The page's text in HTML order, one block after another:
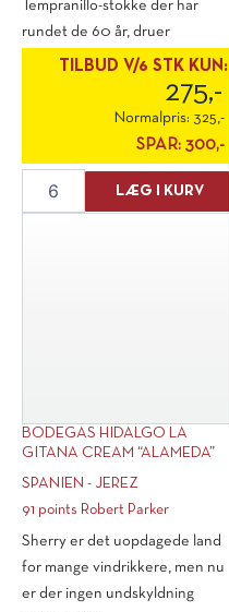
Tempranillo-stokke der har
rundet de 60 år, druer
nænsomt plukket ved [...]
TILBUD V/6 STK KUN:
275,-
Normalpris: 325,-
SPAR: 300,-
Hacienda
Solano
LÆG I KURV
BODEGAS HIDALGO LA
GITANA CREAM “ALAMEDA”
SPANIEN - JEREZ
91 points Robert Parker
Sherry er det uopdagede land
for mange vindrikkere, men nu
er der ingen undskyldning